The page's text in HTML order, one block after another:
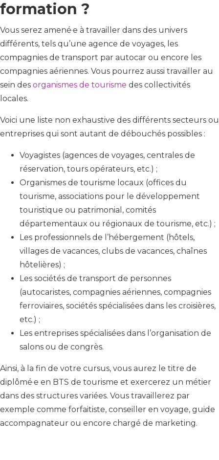
formation ?
Vous serez amené·e à travailler dans des univers
différents, tels qu’une agence de voyages, les
compagnies de transport par autocar ou encore les
compagnies aériennes. Vous pourrez aussi travailler au
sein des organismes de tourisme des collectivités
locales.
Voici une liste non exhaustive des différents secteurs ou
entreprises qui sont autant de débouchés possibles :
Voyagistes (agences de voyages, centrales de
réservation, tours opérateurs, etc.) ;
Organismes de tourisme locaux (offices du
tourisme, associations pour le développement
touristique ou patrimonial, comités
départementaux ou régionaux de tourisme, etc.) ;
Les professionnels de l’hébergement (hôtels,
villages de vacances, clubs de vacances, chaînes
hôtelières) ;
Les sociétés de transport de personnes
(autocaristes, compagnies aériennes, compagnies
ferroviaires, sociétés spécialisées dans les croisières,
etc.) ;
Les entreprises spécialisées dans l’organisation de
salons ou de congrès.
Ainsi, à la fin de votre cursus, vous aurez le titre de
diplômé·e en BTS de tourisme et exercerez un métier
dans des structures variées. Vous travaillerez par
exemple comme forfaitiste, conseiller en voyage, guide
accompagnateur ou encore chargé de marketing.